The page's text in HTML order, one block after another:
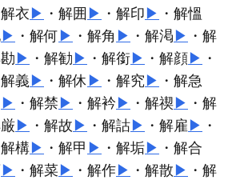
解衣 ▶ ・解囲 ▶ ・解印 ▶ ・解慍
▶ ・解何 ▶ ・解角 ▶ ・解渇 ▶ ・解
▶ ・解勧 ▶ ・解銜 ▶ ・解顔 ▶ ・
解義 ▶ ・解休 ▶ ・解究 ▶ ・解急
▶ ・解禁 ▶ ・解衿 ▶ ・解禊 ▶ ・解
▶ ・解故 ▶ ・解詁 ▶ ・解雇 ▶ ・
解構 ▶ ・解甲 ▶ ・解垢 ▶ ・解合
▶ ・解菜 ▶ ・解作 ▶ ・解散 ▶ ・解